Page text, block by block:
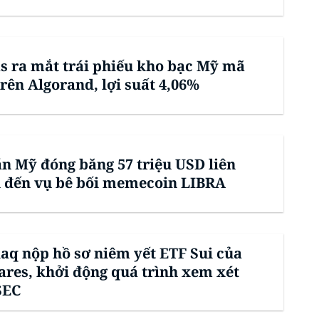
ra mắt trái phiếu kho bạc Mỹ mã
Algorand, lợi suất 4,06%
Mỹ đóng băng 57 triệu USD liên
vụ bê bối memecoin LIBRA
nộp hồ sơ niêm yết ETF Sui của
khởi động quá trình xem xét